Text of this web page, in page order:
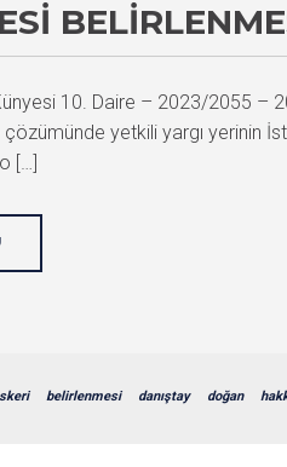
10. Daire – 2023/2055 –
çözümünde yetkili yargı yerinin
[…]
belirlenmesi danıştay doğan